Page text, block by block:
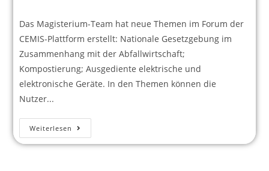
Das Magisterium-Team hat neue Themen im Forum der
CEMIS-Plattform erstellt: Nationale Gesetzgebung im
Zusammenhang mit der Abfallwirtschaft;
Kompostierung; Ausgediente elektrische und
elektronische Geräte. In den Themen können die
Nutzer...
Weiterlesen